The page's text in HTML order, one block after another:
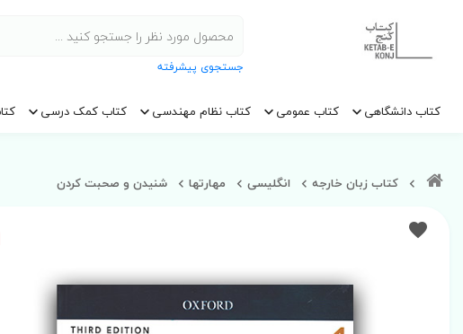
جستجوی پیشرفته
کتاب دانشگاهی کتاب عمومی کتاب نظام مهندسی کتاب کمک درسی
کتاب زبان خارجه انگلیسی مهارتها شنیدن و صحبت کردن